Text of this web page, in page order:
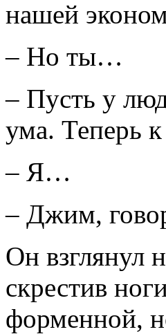
нашей
– Но ты…
– Пусть у
ума. Теперь к
– Я…
– Джим,
Он взглянул
скрестив
форменной,